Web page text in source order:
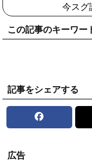
今スグ
この記事のキーワー
記事をシェアする
広告